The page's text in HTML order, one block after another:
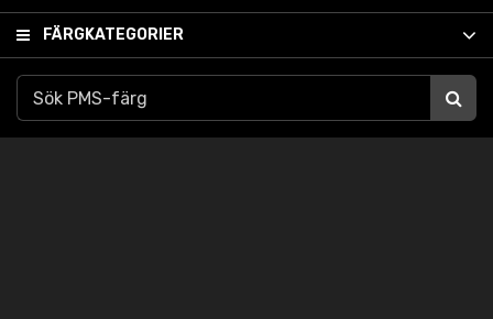
FÄRGKATEGORIER